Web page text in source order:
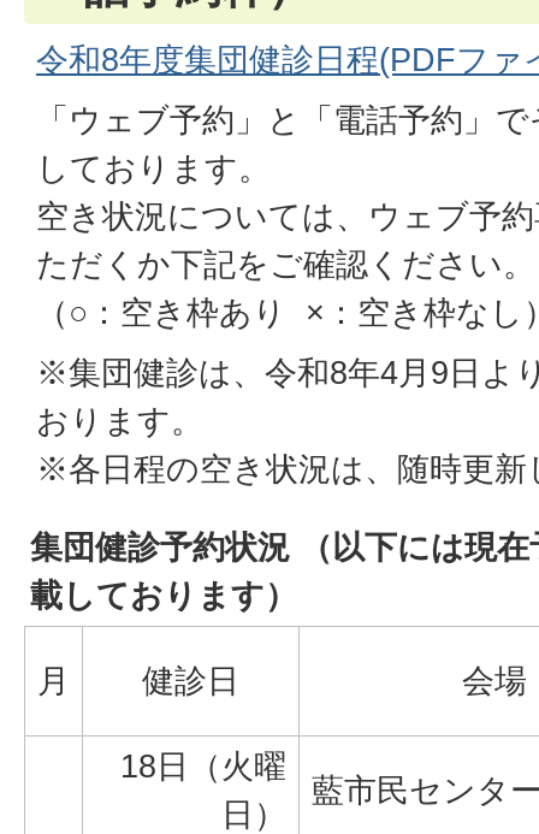
令和8年度集団健診日程(PDFファ
「ウェブ予約」と「電話予約」
しております。
空き状況については、ウェブ予
ただくか下記をご確認ください。
（○：空き枠あり ×：空き枠なし
※集団健診は、令和8年4月9日よ
おります。
※各日程の空き状況は、随時更
集団健診予約状況 （以下には現
載しております）
月 健診日 会場
18日（火曜
日）
藍市民センタ